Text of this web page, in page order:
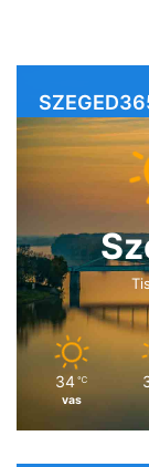
34 ℃
vas